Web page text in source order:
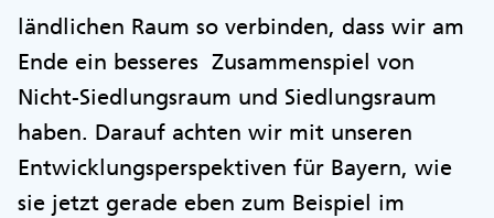
ländlichen Raum so verbinden, dass wir am
Ende ein besseres Zusammenspiel von
Nicht-Siedlungsraum und Siedlungsraum
haben. Darauf achten wir mit unseren
Entwicklungsperspektiven für Bayern, wie
sie jetzt gerade eben zum Beispiel im